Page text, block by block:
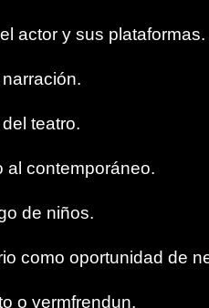
actor y sus plataformas.
teatro.
al contemporáneo.
de niños.
como oportunidad de
o vermfrendun.